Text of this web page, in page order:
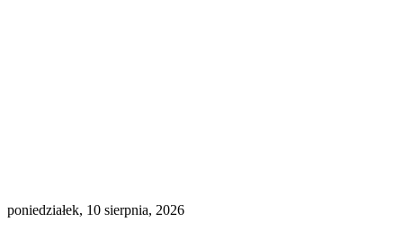
poniedziałek, 10 sierpnia, 2026